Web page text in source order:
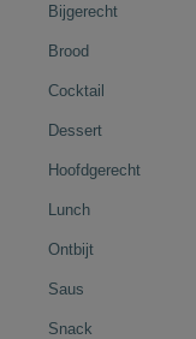
Bijgerecht
Brood
Cocktail
Dessert
Hoofdgerecht
Lunch
Ontbijt
Saus
Snack